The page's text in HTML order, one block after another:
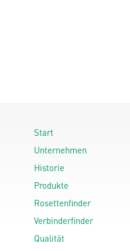
Start
Unternehmen
Historie
Produkte
Rosettenfinder
Verbinderfinder
Qualität